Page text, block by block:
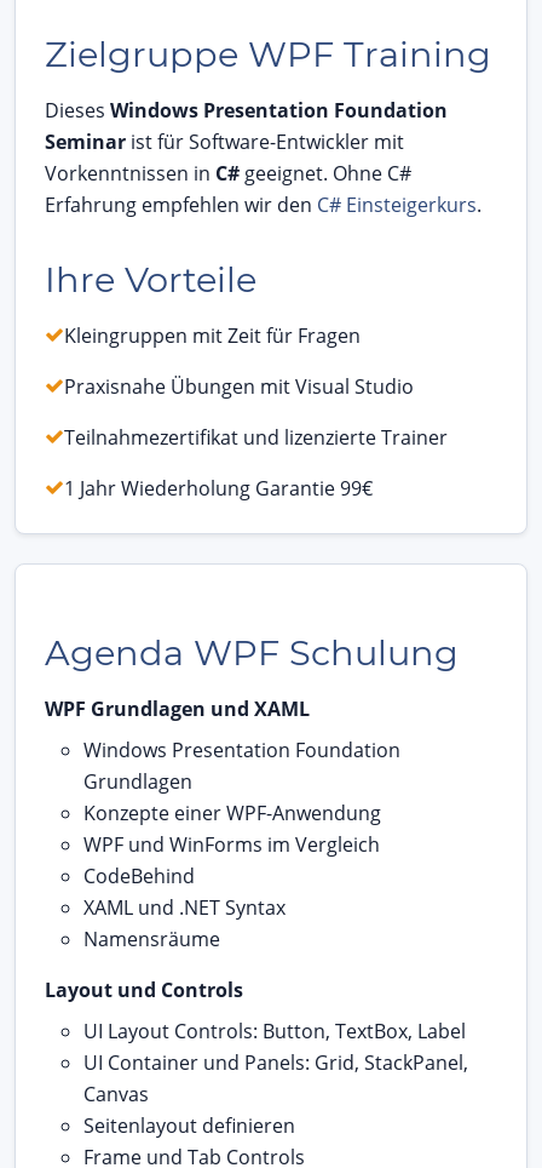
Zielgruppe WPF Training
Dieses Windows Presentation Foundation
Seminar ist für Software-Entwickler mit
Vorkenntnissen in C# geeignet. Ohne C#
Erfahrung empfehlen wir den C# Einsteigerkurs.
Ihre Vorteile
Kleingruppen mit Zeit für Fragen
Praxisnahe Übungen mit Visual Studio
Teilnahmezertifikat und lizenzierte Trainer
1 Jahr Wiederholung Garantie 99€
Agenda WPF Schulung
WPF Grundlagen und XAML
Windows Presentation Foundation
Grundlagen
Konzepte einer WPF-Anwendung
WPF und WinForms im Vergleich
CodeBehind
XAML und .NET Syntax
Namensräume
Layout und Controls
UI Layout Controls: Button, TextBox, Label
UI Container und Panels: Grid, StackPanel,
Canvas
Seitenlayout definieren
Frame und Tab Controls